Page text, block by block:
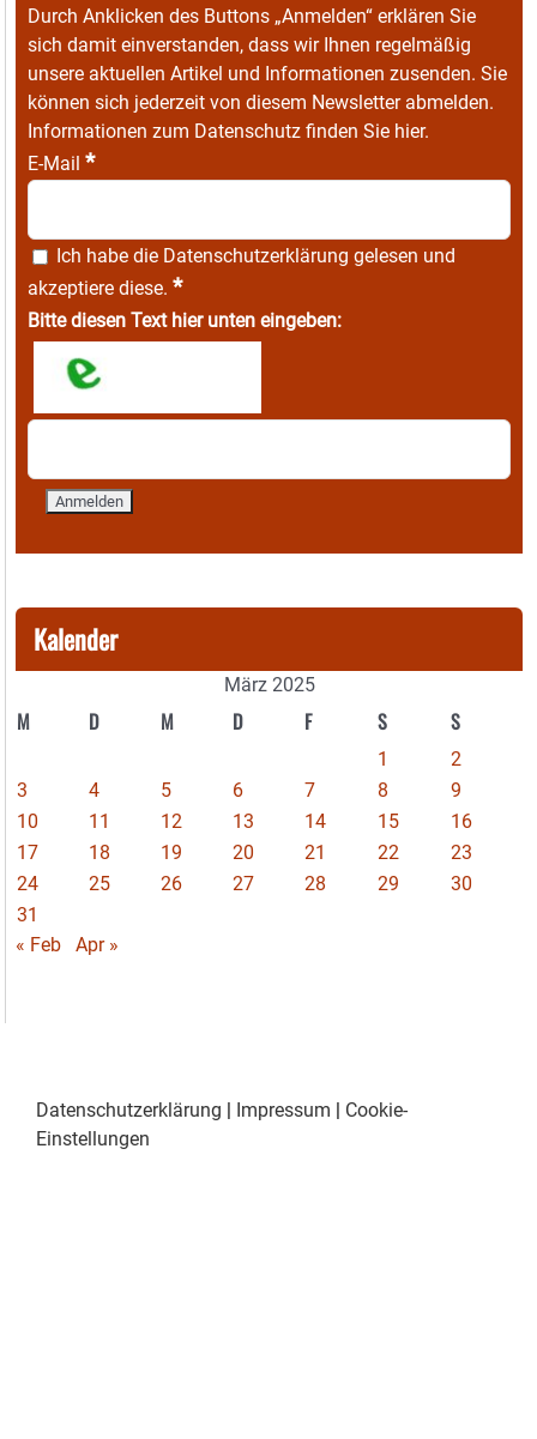
Durch Anklicken des Buttons „Anmelden“ erklären Sie
sich damit einverstanden, dass wir Ihnen regelmäßig
unsere aktuellen Artikel und Informationen zusenden. Sie
können sich jederzeit von diesem Newsletter abmelden.
Informationen zum Datenschutz finden Sie hier.
E-Mail *
Ich habe die Datenschutzerklärung gelesen und
akzeptiere diese. *
Bitte diesen Text hier unten eingeben:
Kalender
März 2025
M D M D F S S
1
2
3
4 5 6 7 8
9
10
11 12 13 14 15
16
17
18 19 20 21 22
23
24
25 26 27 28 29
30
31
« Feb
Apr »
Datenschutzerklärung | Impressum | Cookie-
Einstellungen